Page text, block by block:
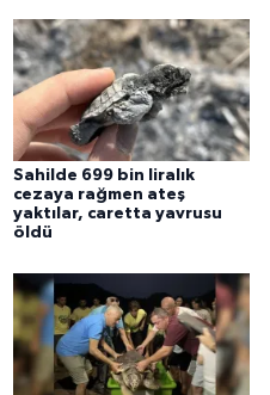
Sahilde 699 bin liralık
cezaya rağmen ateş
yaktılar, caretta yavrusu
öldü